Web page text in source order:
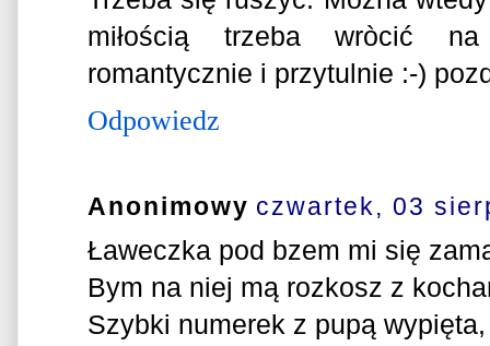
miłością trzeba wròcić na
romantycznie i przytulnie :-)
Odpowiedz
Anonimowy czwartek, 03
Ławeczka pod bzem mi się
Bym na niej mą rozkosz z
Szybki numerek z pupą wypięta,